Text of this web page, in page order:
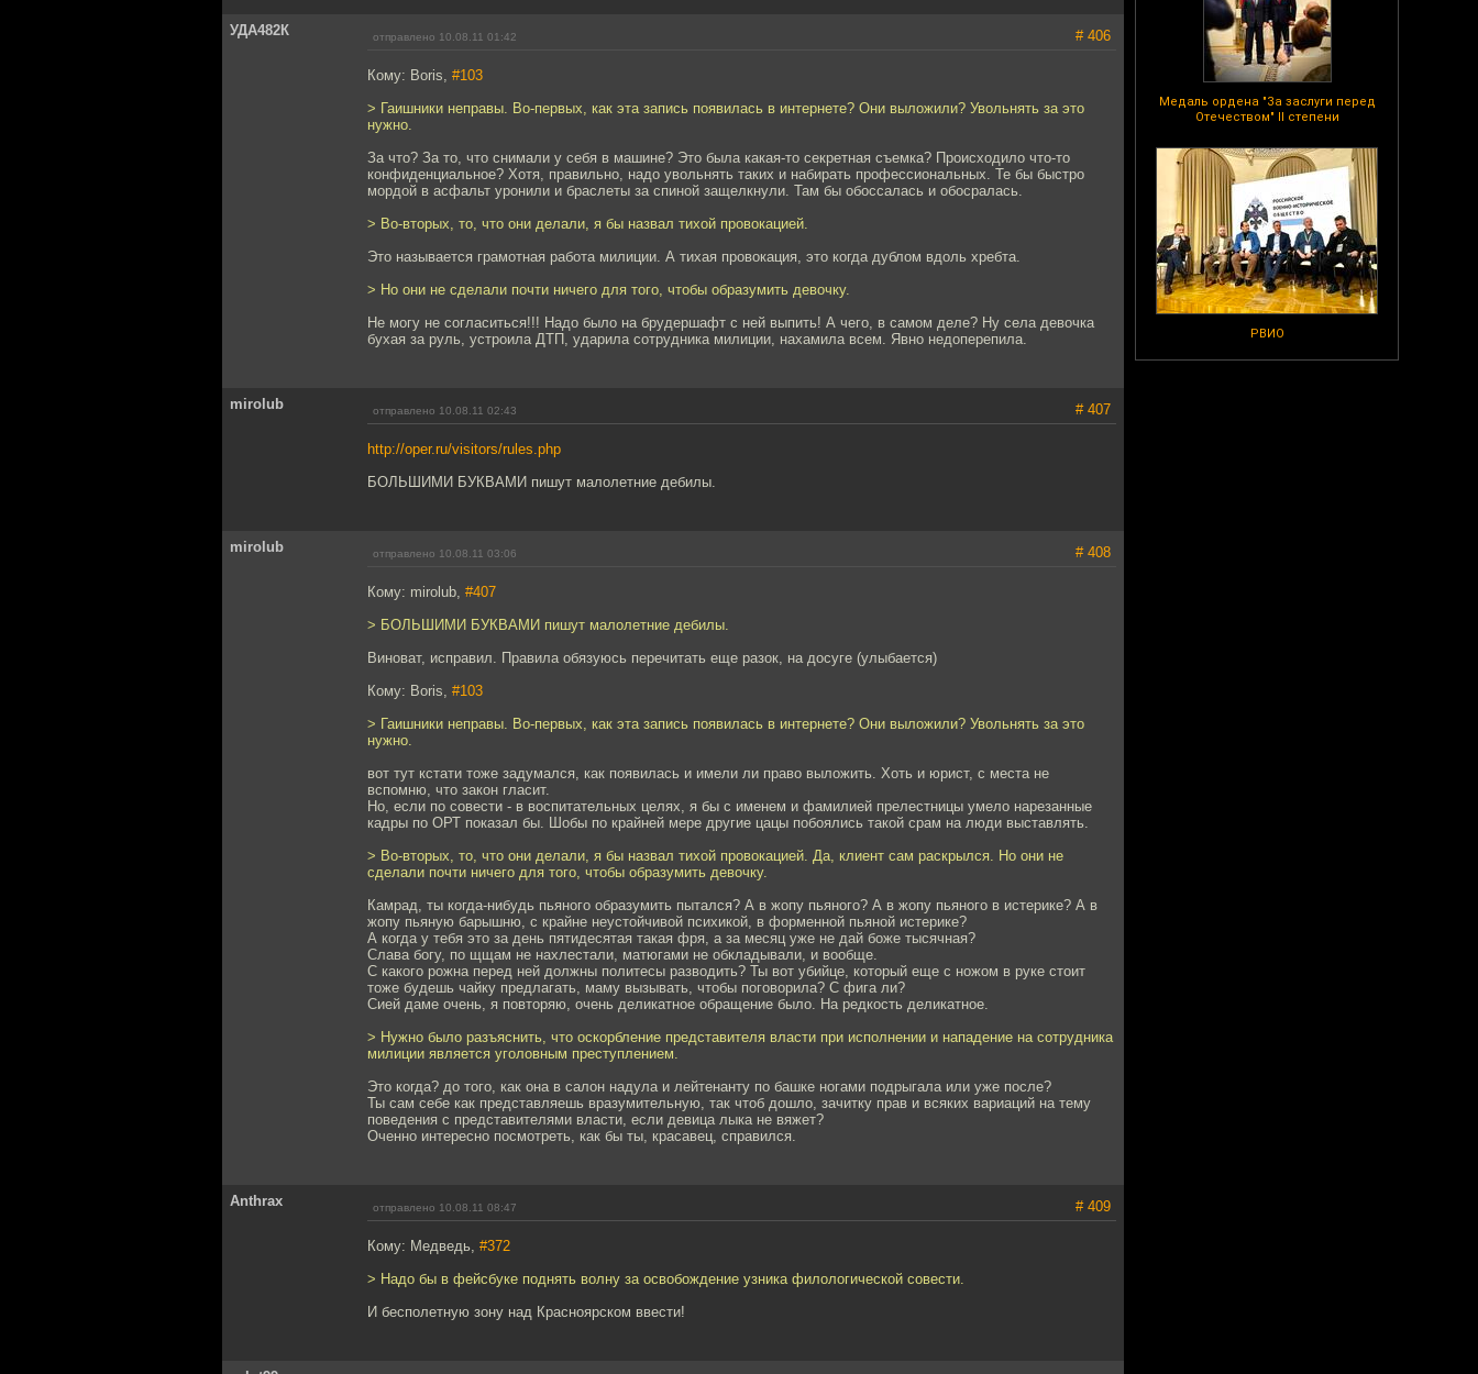
Медаль ордена "За заслуги перед
Отечеством" II степени
РВИО
УДА482К отправлено 10.08.11 01:42 # 406
Кому: Boris, #103
> Гаишники неправы. Во-первых, как эта запись появилась в интернете? Они выложили? Увольнять за это
нужно.
За что? За то, что снимали у себя в машине? Это была какая-то секретная съемка? Происходило что-то
конфиденциальное? Хотя, правильно, надо увольнять таких и набирать профессиональных. Те бы быстро
мордой в асфальт уронили и браслеты за спиной защелкнули. Там бы обоссалась и обосралась.
> Во-вторых, то, что они делали, я бы назвал тихой провокацией.
Это называется грамотная работа милиции. А тихая провокация, это когда дублом вдоль хребта.
> Но они не сделали почти ничего для того, чтобы образумить девочку.
Не могу не согласиться!!! Надо было на брудершафт с ней выпить! А чего, в самом деле? Ну села девочка
бухая за руль, устроила ДТП, ударила сотрудника милиции, нахамила всем. Явно недоперепила.
mirolub отправлено 10.08.11 02:43 # 407
http://oper.ru/visitors/rules.php
БОЛЬШИМИ БУКВАМИ пишут малолетние дебилы.
mirolub отправлено 10.08.11 03:06 # 408
Кому: mirolub, #407
> БОЛЬШИМИ БУКВАМИ пишут малолетние дебилы.
Виноват, исправил. Правила обязуюсь перечитать еще разок, на досуге (улыбается)
Кому: Boris, #103
> Гаишники неправы. Во-первых, как эта запись появилась в интернете? Они выложили? Увольнять за это
нужно.
вот тут кстати тоже задумался, как появилась и имели ли право выложить. Хоть и юрист, с места не
вспомню, что закон гласит.
Но, если по совести - в воспитательных целях, я бы с именем и фамилией прелестницы умело нарезанные
кадры по ОРТ показал бы. Шобы по крайней мере другие цацы побоялись такой срам на люди выставлять.
> Во-вторых, то, что они делали, я бы назвал тихой провокацией. Да, клиент сам раскрылся. Но они не
сделали почти ничего для того, чтобы образумить девочку.
Камрад, ты когда-нибудь пьяного образумить пытался? А в жопу пьяного? А в жопу пьяного в истерике? А в
жопу пьяную барышню, с крайне неустойчивой психикой, в форменной пьяной истерике?
А когда у тебя это за день пятидесятая такая фря, а за месяц уже не дай боже тысячная?
Слава богу, по щщам не нахлестали, матюгами не обкладывали, и вообще.
С какого рожна перед ней должны политесы разводить? Ты вот убийце, который еще с ножом в руке стоит
тоже будешь чайку предлагать, маму вызывать, чтобы поговорила? С фига ли?
Сией даме очень, я повторяю, очень деликатное обращение было. На редкость деликатное.
> Нужно было разъяснить, что оскорбление представителя власти при исполнении и нападение на сотрудника
милиции является уголовным преступлением.
Это когда? до того, как она в салон надула и лейтенанту по башке ногами подрыгала или уже после?
Ты сам себе как представляешь вразумительную, так чтоб дошло, зачитку прав и всяких вариаций на тему
поведения с представителями власти, если девица лыка не вяжет?
Оченно интересно посмотреть, как бы ты, красавец, справился.
Anthrax отправлено 10.08.11 08:47 # 409
Кому: Медведь, #372
> Надо бы в фейсбуке поднять волну за освобождение узника филологической совести.
И бесполетную зону над Красноярском ввести!